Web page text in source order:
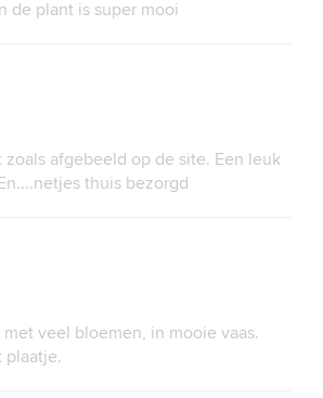
de plant is super mooi
afgebeeld op de site. Een leuk
thuis bezorgd
veel bloemen, in mooie vaas.
plaatje.